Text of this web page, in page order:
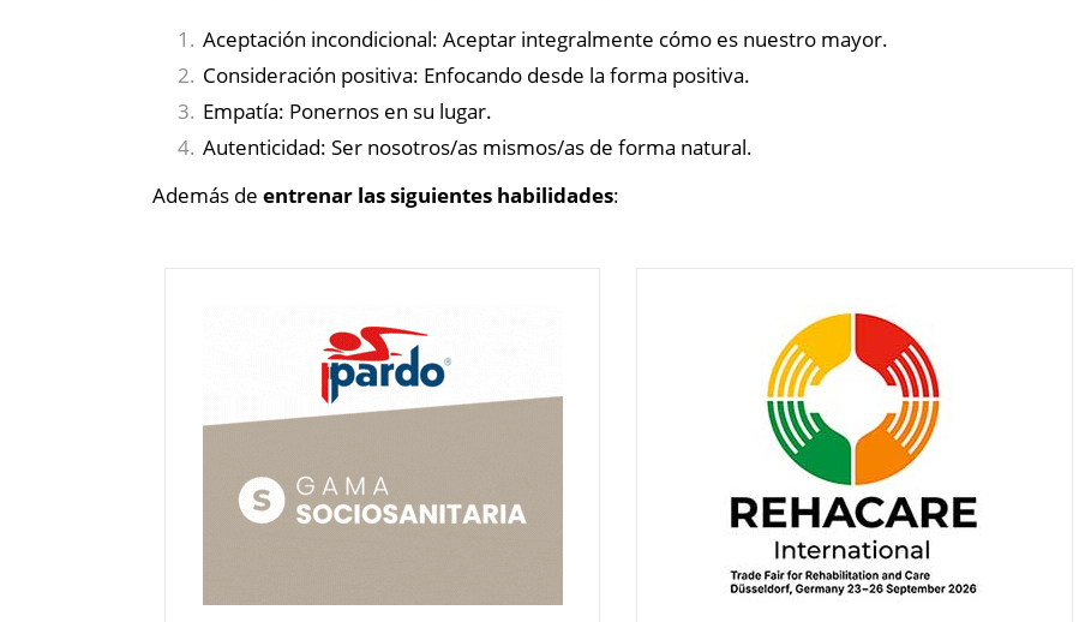
Aceptación incondicional: Aceptar integralmente cómo es nuestro mayor.
Consideración positiva: Enfocando desde la forma positiva.
Empatía: Ponernos en su lugar.
Autenticidad: Ser nosotros/as mismos/as de forma natural.
Además de entrenar las siguientes habilidades: